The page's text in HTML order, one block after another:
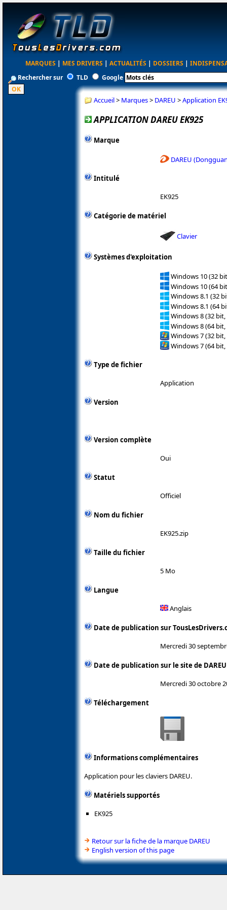
MARQUES | MES DRIVERS | ACTUALITÉS | DOSSIERS |
Rechercher sur
TLD Google
Accueil> Marques> DAREU >Application
APPLICATION DAREU EK925
Marque
DAREU
Intitulé
EK925
Catégorie de matériel
Clavier
Systèmes d'exploitation
Windows 10 (32
Windows 10 (64
Windows 8.1 (32
Windows 8.1 (64
Windows 8 (32 bit,
Windows 8 (64 bit,
Windows 7 (32 bit,
Windows 7 (64 bit,
Type de fichier
Application
Version
Version complète
Oui
Statut
Officiel
Nom du fichier
EK925.zip
Taille du fichier
5 Mo
Langue
Anglais
Date de publication sur
Mercredi 30
Date de publication sur le site de DAREU
Mercredi 30 octobre
Téléchargement
Informations complémentaires
Application pour les claviers DAREU.
Matériels supportés
EK925
Retour sur la fiche de la marque DAREU
English version of this page